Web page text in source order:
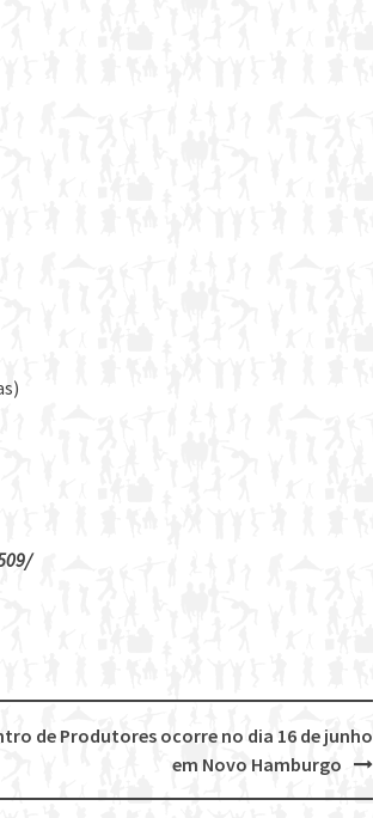
de Produtores ocorre no dia 16 de junho
em Novo Hamburgo